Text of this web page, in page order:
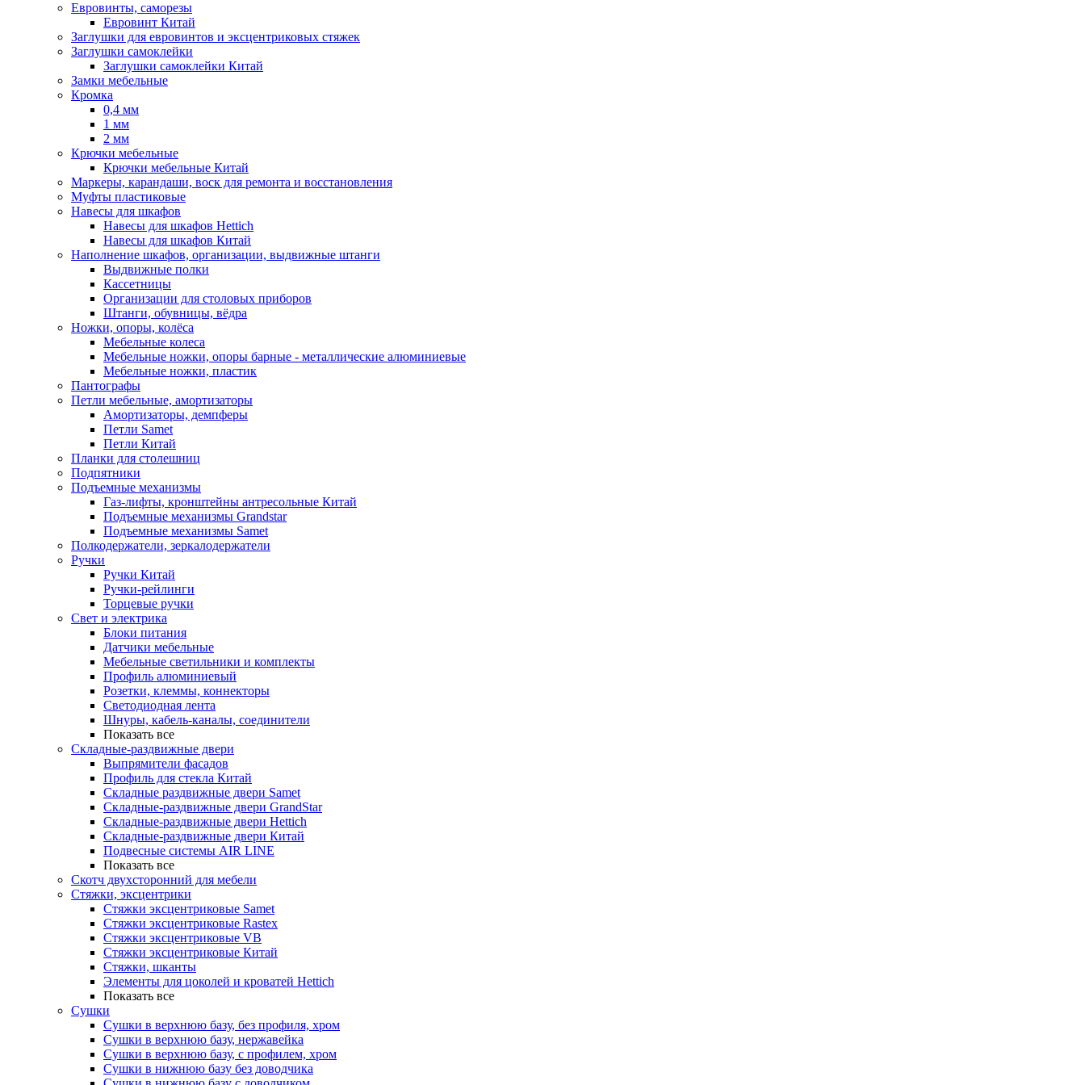
Евровинты, саморезы
Евровинт Китай
Заглушки для евровинтов и эксцентриковых стяжек
Заглушки самоклейки
Заглушки самоклейки Китай
Замки мебельные
Кромка
0,4 мм
1 мм
2 мм
Крючки мебельные
Крючки мебельные Китай
Маркеры, карандаши, воск для ремонта и восстановления
Муфты пластиковые
Навесы для шкафов
Навесы для шкафов Hettich
Навесы для шкафов Китай
Наполнение шкафов, организации, выдвижные штанги
Выдвижные полки
Кассетницы
Организации для столовых приборов
Штанги, обувницы, вёдра
Ножки, опоры, колёса
Мебельные колеса
Мебельные ножки, опоры барные - металлические алюминиевые
Мебельные ножки, пластик
Пантографы
Петли мебельные, амортизаторы
Амортизаторы, демпферы
Петли Samet
Петли Китай
Планки для столешниц
Подпятники
Подъемные механизмы
Газ-лифты, кронштейны антресольные Китай
Подъемные механизмы Grandstar
Подъемные механизмы Samet
Полкодержатели, зеркалодержатели
Ручки
Ручки Китай
Ручки-рейлинги
Торцевые ручки
Свет и электрика
Блоки питания
Датчики мебельные
Мебельные светильники и комплекты
Профиль алюминиевый
Розетки, клеммы, коннекторы
Светодиодная лента
Шнуры, кабель-каналы, соединители
Показать все
Складные-раздвижные двери
Выпрямители фасадов
Профиль для стекла Китай
Складные раздвижные двери Samet
Складные-раздвижные двери GrandStar
Складные-раздвижные двери Hettich
Складные-раздвижные двери Китай
Подвесные системы AIR LINE
Показать все
Скотч двухсторонний для мебели
Стяжки, эксцентрики
Cтяжки эксцентриковые Samet
Стяжки эксцентриковые Rastex
Стяжки эксцентриковые VB
Стяжки эксцентриковые Китай
Стяжки, шканты
Элементы для цоколей и кроватей Hettich
Показать все
Сушки
Сушки в верхнюю базу, без профиля, хром
Сушки в верхнюю базу, нержавейка
Сушки в верхнюю базу, с профилем, хром
Сушки в нижнюю базу без доводчика